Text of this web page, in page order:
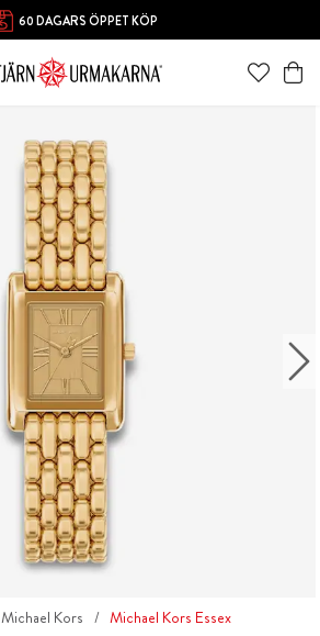
60 DAGARS ÖPPET KÖP
Michael Kors Michael Kors Essex